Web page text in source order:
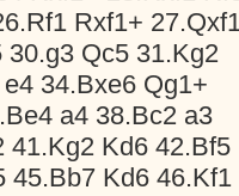
Rxf1+
30.g3 Qc5 31.Kg2
34.Bxe6 Qg1+
a4 38.Bc2 a3
41.Kg2 Kd6 42.Bf5
45.Bb7 Kd6 46.Kf1